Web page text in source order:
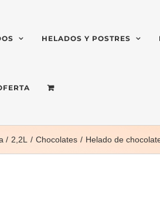
HELADOS Y POSTRES
2,2L Chocolates Helado de